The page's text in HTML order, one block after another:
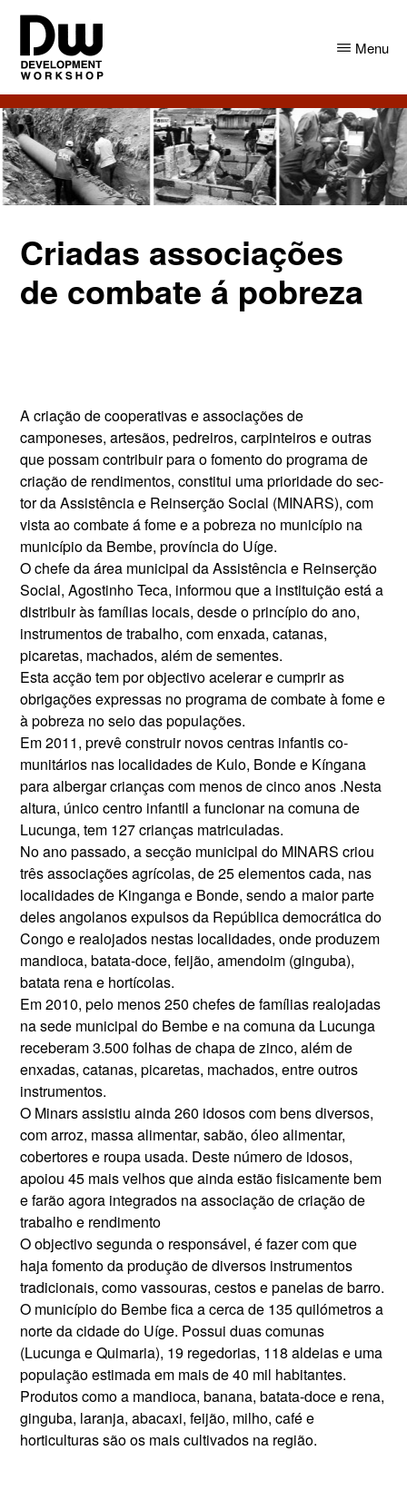
Skip
main
content
Skip
primary
sidebar
DW
Angola
Development
Workshop
Angola
Menu
Criadas associações
de combate á pobreza
A criação de cooperativas e associações de
camponeses, artesãos, pedreiros, carpinteiros e outras
que possam contribuir para o fomento do programa de
criação de rendimen­tos, constitui uma prioridade do sec­
tor da Assistência e Reinserção Social (MINARS), com
vista ao combate á fome e a pobreza no município na
município da Bembe, província do Uíge.
O chefe da área municipal da As­sistência e Reinserção
Social, Agos­tinho Teca, informou que a institui­ção está a
distribuir às famílias lo­cais, desde o princípio do ano,
ins­trumentos de trabalho, com enxa­da, catanas,
picaretas, machados, além de sementes.
Esta acção tem por objectivo ace­lerar e cumprir as
obrigações ex­pressas no programa de combate à fome e
à pobreza no seio das popu­lações.
Em 2011, prevê cons­truir novos centras infantis co­
munitários nas localidades de Kulo, Bonde e Kíngana
para albergar crianças com menos de cinco anos .Nesta
altura, único centro infantil a funcionar na comuna de
Lucunga, tem 127 crianças matriculadas.
No ano passado, a secção muni­cipal do MINARS criou
três asso­ciações agrícolas, de 25 elementos cada, nas
localidades de Kinganga e Bonde, sendo a maior parte
deles angolanos expulsos da República democrática do
Congo e realojados nestas localidades, onde produ­zem
mandioca, batata-doce, feijão, amendoim (ginguba),
batata rena e hortícolas.
Em 2010, pelo menos 250 chefes de famílias realojadas
na sede mu­nicipal do Bembe e na comuna da Lucunga
receberam 3.500 folhas de chapa de zinco, além de
enxadas, catanas, picaretas, machados, entre outros
instrumentos.
O Minars assistiu ainda 260 idosos com bens diversos,
com arroz, massa alimentar, sabão, óleo ali­mentar,
cobertores e roupa usada. Deste número de idosos,
apoiou 45 mais velhos que ainda estão fisica­mente bem
e farão agora integrados na associação de criação de
trabalho e rendimento
O objectivo segunda o respon­sável, é fazer com que
haja fomen­to da produção de diversos instrumentos
tradicionais, como vassou­ras, cestos e panelas de barro.
O município do Bembe fica a cerca de 135 quilómetros a
norte da cidade do Uíge. Possui duas comunas
(Lucunga e Quimaria), 19 regedorias, 118 aldeias e uma
população estimada em mais de 40 mil habitantes.
Produtos como a mandioca, ba­nana, batata-doce e rena,
ginguba, laranja, abacaxi, feijão, milho, café e
horticulturas são os mais cultiva­dos na região.